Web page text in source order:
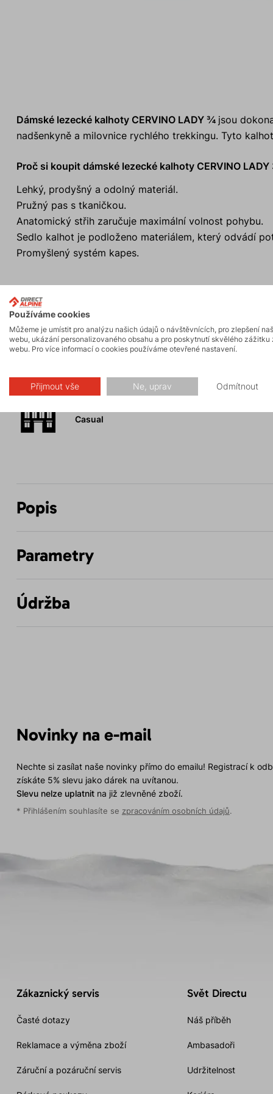
Dámské lezecké kalhoty CERVINO LADY ¾ jsou
nadšenkyně a milovnice rychlého trekkingu. Tyto
Proč si koupit dámské lezecké kalhoty CERVINO
Lehký, prodyšný a odolný materiál.
Pružný pas s tkaničkou.
Anatomický střih zaručuje maximální volnost pohybu.
Sedlo kalhot je podloženo materiálem, který odvádí
Promyšlený systém kapes.
Aktivity
Casual
Popis
Parametry
Údržba
Novinky na e-mail
Nechte si zasílat naše novinky přímo do emailu! Registrací k
získáte 5% slevu jako dárek na uvítanou.
Slevu nelze uplatnitna již zlevněné zboží.
* Přihlášením souhlasíte se zpracováním osobních údajů.
Zákaznický servis
Časté dotazy
Reklamace a výměna zboží
Záruční a pozáruční servis
Svět Directu
Náš příběh
Ambasadoři
Udržitelnost
Používáme cookies
Můžeme je umístit pro analýzu našich údajů o návštěvnících, pro zlepšení
webu, ukázání personalizovaného obsahu a pro poskytnutí skvělého zážitku
webu. Pro více informací o cookies používáme otevřené nastavení.
Přijmout vše Ne, uprav Odmítnout